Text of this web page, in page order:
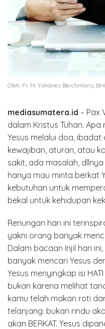
Oleh: Fr. M. Yohanes Berchmans,
mediasumatera.id – Pax
dalam Kristus Tuhan.
Yesus melalui doa,
kewajiban, aturan, atau
sakit, ada masalah,
hanya mau minta berkat
kebutuhan untuk
bekal untuk kehidupan
Renungan hari ini
yakni orang banyak
Dalam bacaan Injil hari
banyak mencari Yesus
Yesus menyingkap isi
bukan karena melihat
kamu telah makan roti
telanjang: bukan rindu
akan BERKAT. Yesus